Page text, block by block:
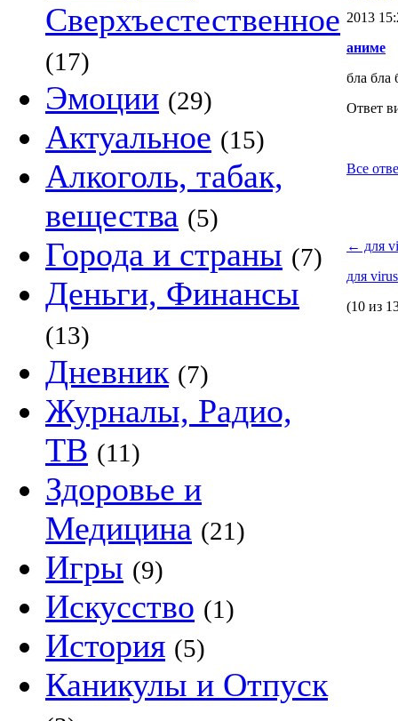
Сверхъестественное
(17)
Эмоции (29)
Актуальное (15)
Алкоголь, табак,
вещества (5)
Города и страны (7)
Деньги, Финансы
(13)
Дневник (7)
Журналы, Радио,
ТВ (11)
Здоровье и
Медицина (21)
Игры (9)
Искусство (1)
История (5)
Каникулы и Отпуск
2013
аниме
бла бла
Ответ
Все
← для
для
(10 из